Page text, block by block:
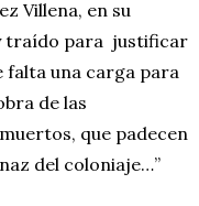
Villena, en su
traído para justificar
falta una carga para
de las
que padecen
del coloniaje…”